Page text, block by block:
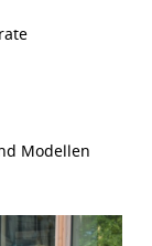
Modellen